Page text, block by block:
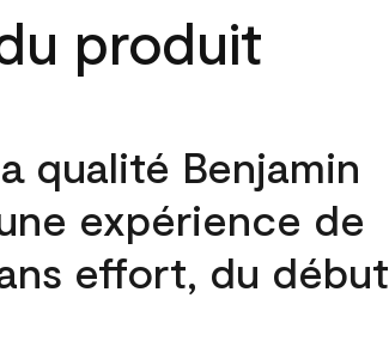
produit
qualité Benjamin
expérience de
effort, du début